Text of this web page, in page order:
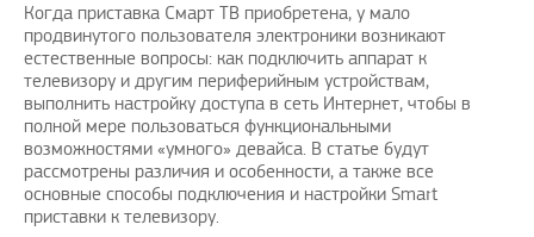
Когда приставка Смарт ТВ приобретена, у мало
продвинутого пользователя электроники возникают
естественные вопросы: как подключить аппарат к
телевизору и другим периферийным устройствам,
выполнить настройку доступа в сеть Интернет, чтобы в
полной мере пользоваться функциональными
возможностями «умного» девайса. В статье будут
рассмотрены различия и особенности, а также все
основные способы подключения и настройки Smart
приставки к телевизору.